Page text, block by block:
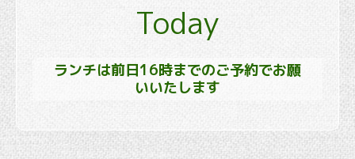
Today
ランチは前日16時までのご予約でお願
いいたします